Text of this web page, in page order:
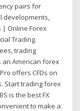
pairs for
developments,
| Online Forex
Trading.
trading
American forex
offers CFDs on
Start trading forex
is the best FX
to make a